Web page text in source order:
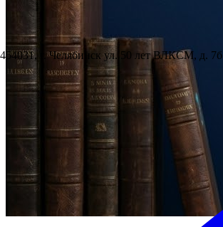
454031, г. Челябинск ул. 50 лет ВЛКСМ, д. 7б